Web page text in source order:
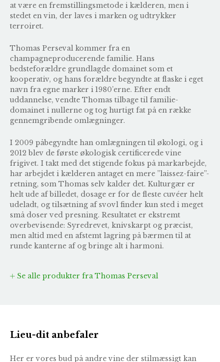
at være en fremstillingsmetode i kælderen, men i
stedet en vin, der laves i marken og udtrykker
terroiret.
Thomas Perseval kommer fra en
champagneproducerende familie. Hans
bedsteforældre grundlagde domainet som et
kooperativ, og hans forældre begyndte at flaske i eget
navn fra egne marker i 1980’erne. Efter endt
uddannelse, vendte Thomas tilbage til familie-
domainet i nullerne og tog hurtigt fat på en række
gennemgribende omlægninger.
I 2009 påbegyndte han omlægningen til økologi, og i
2012 blev de første økologisk certificerede vine
frigivet. I takt med det stigende fokus på markarbejde,
har arbejdet i kælderen antaget en mere ”laissez-faire”-
retning, som Thomas selv kalder det. Kulturgær er
helt ude af billedet, dosage er for de fleste cuvéer helt
udeladt, og tilsætning af svovl finder kun sted i meget
små doser ved presning. Resultatet er ekstremt
overbevisende: Syredrevet, knivskarpt og præcist,
men altid med en afstemt lagring på bærmen til at
runde kanterne af og bringe alt i harmoni.
Se alle produkter fra Thomas Perseval
Lieu-dit anbefaler
Her er vores bud på andre vine der stilmæssigt kan